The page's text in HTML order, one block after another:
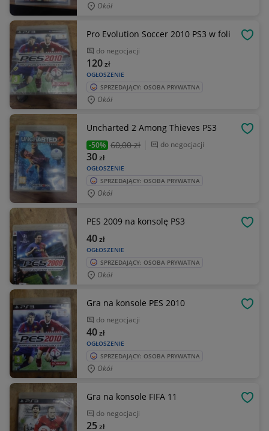
Okół
Pro Evolution Soccer 2010 PS3 w foli
do negocjacji
OGŁOSZENIE
120zł
SPRZEDAJĄCY: OSOBA PRYWATNA
Okół
Uncharted 2 Among Thieves PS3
-50% 60,00 zł do negocjacji
OGŁOSZENIE
30zł
SPRZEDAJĄCY: OSOBA PRYWATNA
Okół
PES 2009 na konsolę PS3
OGŁOSZENIE
40zł
SPRZEDAJĄCY: OSOBA PRYWATNA
Okół
Gra na konsole PES 2010
do negocjacji
OGŁOSZENIE
40zł
SPRZEDAJĄCY: OSOBA PRYWATNA
Okół
Gra na konsole FIFA 11
do negocjacji
25zł